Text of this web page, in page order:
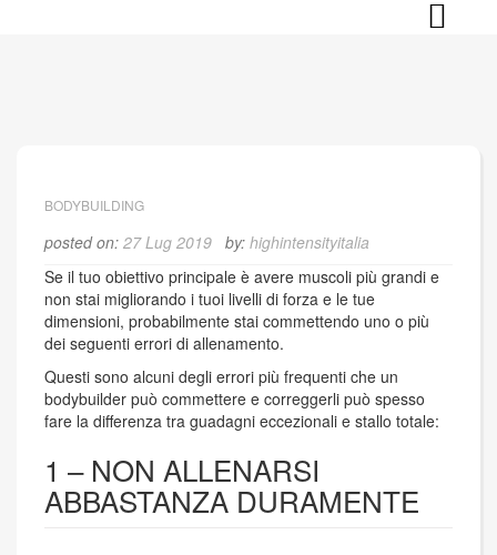
BODYBUILDING
posted on: 27 Lug 2019 by: highintensityitalia
Se il tuo obiettivo principale è avere muscoli più grandi e
non stai migliorando i tuoi livelli di forza e le tue
dimensioni, probabilmente stai commettendo uno o più
dei seguenti errori di allenamento.
Questi sono alcuni degli errori più frequenti che un
bodybuilder può commettere e correggerli può spesso
fare la differenza tra guadagni eccezionali e stallo totale:
1 – NON ALLENARSI
ABBASTANZA DURAMENTE